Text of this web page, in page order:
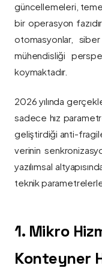
güncellemeleri,
bir operasyon fazıdır.
otomasyonlar,
mühendisliği
koymaktadır.
2026 yılında
sadece hız
geliştirdiği anti-
verinin
yazılımsal
teknik parametrelerle
1. Mikro
Konteyner